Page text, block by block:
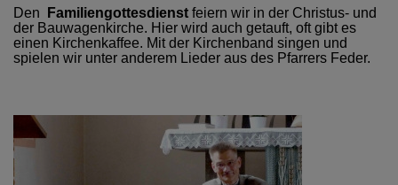
Den Familiengottesdienst feiern wir in der Christus- und
der Bauwagenkirche. Hier wird auch getauft, oft gibt es
einen Kirchenkaffee. Mit der Kirchenband singen und
spielen wir unter anderem Lieder aus des Pfarrers Feder.